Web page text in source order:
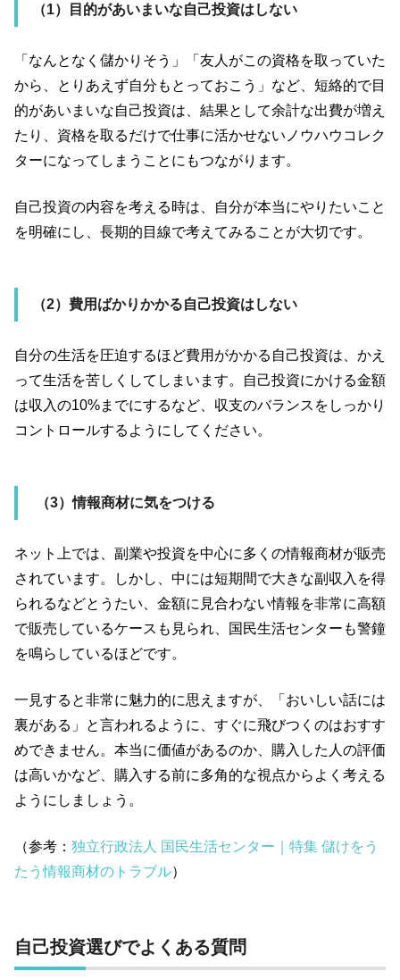
（1）目的があいまいな自己投資はしない
「なんとなく儲かりそう」「友人がこの資格を取っていた
から、とりあえず自分もとっておこう」など、短絡的で目
的があいまいな自己投資は、結果として余計な出費が増え
たり、資格を取るだけで仕事に活かせないノウハウコレク
ターになってしまうことにもつながります。
自己投資の内容を考える時は、自分が本当にやりたいこと
を明確にし、長期的目線で考えてみることが大切です。
（2）費用ばかりかかる自己投資はしない
自分の生活を圧迫するほど費用がかかる自己投資は、かえ
って生活を苦しくしてしまいます。自己投資にかける金額
は収入の10%までにするなど、収支のバランスをしっかり
コントロールするようにしてください。
（3）情報商材に気をつける
ネット上では、副業や投資を中心に多くの情報商材が販売
されています。しかし、中には短期間で大きな副収入を得
られるなどとうたい、金額に見合わない情報を非常に高額
で販売しているケースも見られ、国民生活センターも警鐘
を鳴らしているほどです。
一見すると非常に魅力的に思えますが、「おいしい話には
裏がある」と言われるように、すぐに飛びつくのはおすす
めできません。本当に価値があるのか、購入した人の評価
は高いかなど、購入する前に多角的な視点からよく考える
ようにしましょう。
（参考： 独立行政法人 国民生活センター｜特集 儲けをう
たう情報商材のトラブル）
自己投資選びでよくある質問